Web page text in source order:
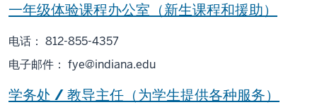
一年级体验课程办公室（新生课程和援助）
电话： 812-855-4357
电子邮件： fye@indiana.edu
学务处 / 教导主任（为学生提供各种服务）